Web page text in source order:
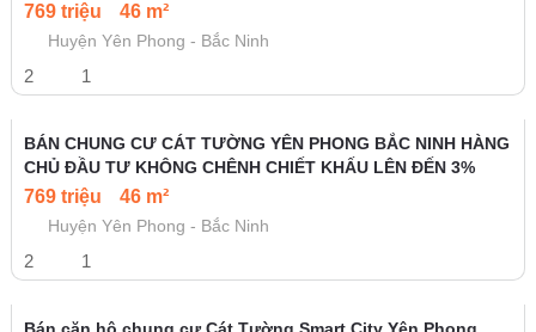
769 triệu 46 m²
Huyện Yên Phong - Bắc Ninh
2 1
BÁN CHUNG CƯ CÁT TƯỜNG YÊN PHONG BẮC NINH HÀNG
CHỦ ĐẦU TƯ KHÔNG CHÊNH CHIẾT KHẤU LÊN ĐẾN 3%
769 triệu 46 m²
Huyện Yên Phong - Bắc Ninh
2 1